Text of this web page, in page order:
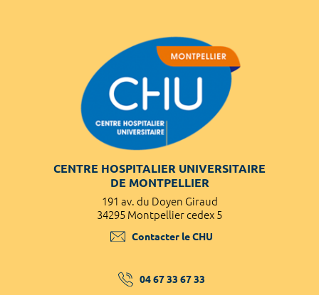
CENTRE HOSPITALIER UNIVERSITAIRE
DE MONTPELLIER
191 av. du Doyen Giraud
34295 Montpellier cedex 5
Contacter le CHU
04 67 33 67 33